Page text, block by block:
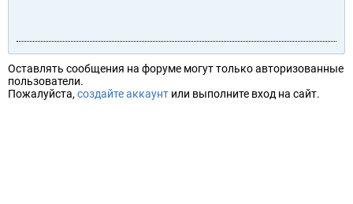
Оставлять сообщения на форуме могут только авторизованные
пользователи.
Пожалуйста, создайте аккаунт или выполните вход на сайт.